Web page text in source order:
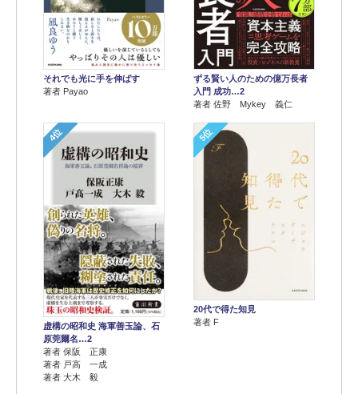
それでも光に手を伸ばす
著者 Payao
ずる賢い人のための億万長者
入門 成功…2
著者 佐野 Mykey 義仁
4位
虚構の昭和史 海軍善玉論、石
原莞爾名…2
著者 保阪 正康
著者 戸高 一成
著者 大木 毅
5位
20代で得た知見
著者 F